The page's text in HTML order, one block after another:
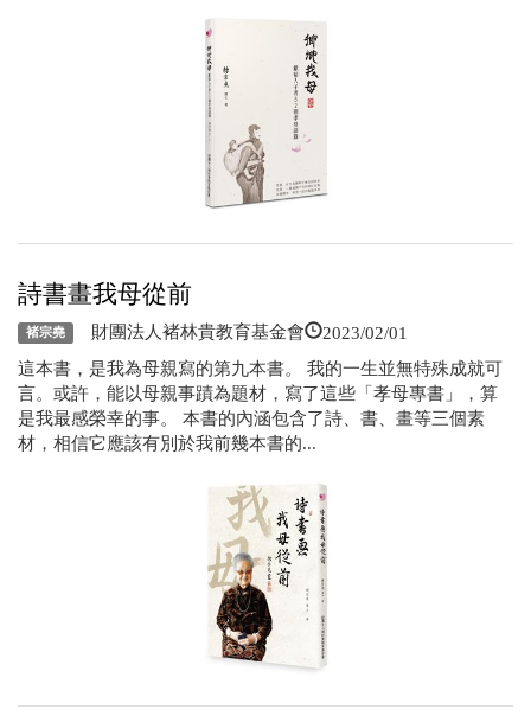
詩書畫我母從前
褚宗堯 財團法人褚林貴教育基金會 2023/02/01
這本書，是我為母親寫的第九本書。 我的一生並無特殊成就可
言。或許，能以母親事蹟為題材，寫了這些「孝母專書」，算
是我最感榮幸的事。 本書的內涵包含了詩、書、畫等三個素
材，相信它應該有別於我前幾本書的...